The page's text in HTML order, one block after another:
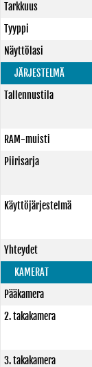
Tarkkuus
Tyyppi
Näyttölasi
JÄRJESTELMÄ
Tallennustila
RAM-muisti
Piirisarja
Käyttöjärjestelmä
Yhteydet
KAMERAT
Pääkamera
2. takakamera
3. takakamera